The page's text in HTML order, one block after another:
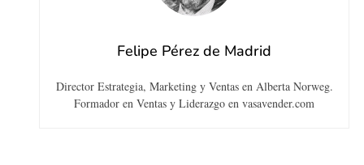
Felipe Pérez de Madrid
Director Estrategia, Marketing y Ventas en Alberta Norweg.
Formador en Ventas y Liderazgo en vasavender.com